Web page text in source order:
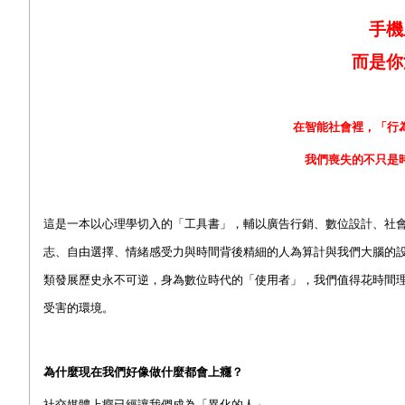
手
而是
在智能社會裡，「行
我們喪失的不只是
這是一本以心理學切入的「工具書」，輔以廣告行銷、數位設計、
志、自由選擇、情緒感受力與時間背後精細的人為算計與我們大腦
類發展歷史永不可逆，身為數位時代的「使用者」，我們值得花時
受害的環境。
為什麼現在我們好像做什麼都會上癮？